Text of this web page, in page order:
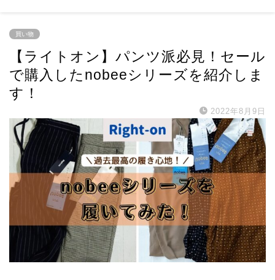
買い物
【ライトオン】パンツ派必見！セール
で購入したnobeeシリーズを紹介しま
す！
2022年8月9日